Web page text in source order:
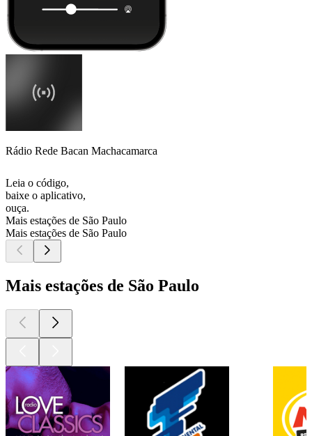
Rádio Rede Bacan Machacamarca
Leia o código,
baixe o aplicativo,
ouça.
Mais estações de São Paulo
Mais estações de São Paulo
Mais estações de São Paulo